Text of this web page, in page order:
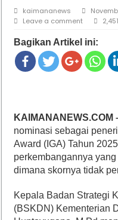
kaimananews
Leave a comment
Bagikan Artikel ini:
KAIMANANEWS.COM
nominasi sebagai
Award (IGA) Tahun
perkembangannya
dimana skornya tidak
Kepala Badan Strategi
(BSKDN) Kementerian